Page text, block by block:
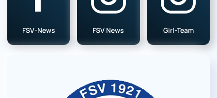
FSV-News FSV News Girl-Team